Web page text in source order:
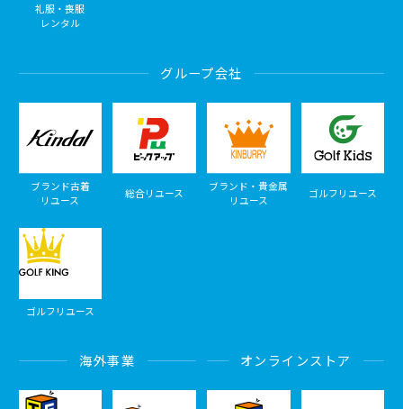
礼服・喪服
レンタル
グループ会社
ブランド古着
リユース
総合リユース
ブランド・貴金属
リユース
ゴルフリユース
ゴルフリユース
海外事業 オンラインストア